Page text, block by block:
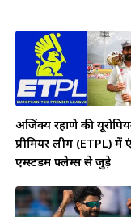
अजिंक्य रहाणे की
प्रीमियर लीग (ETPL) में
एम्स्टर्डम फ्लेम्स से जुड़े